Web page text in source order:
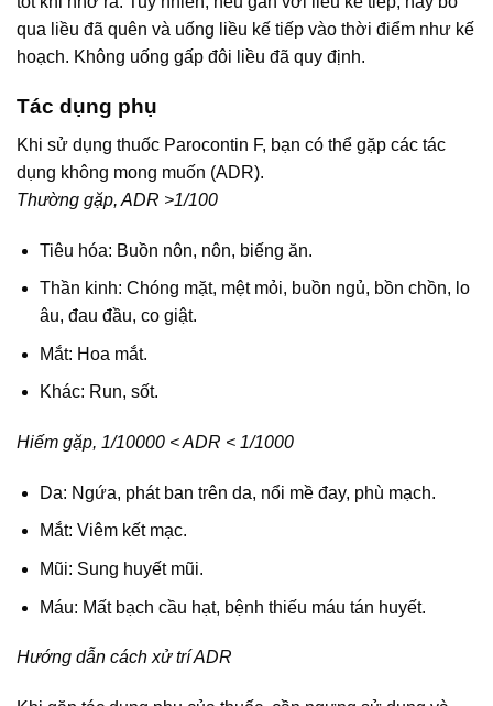
qua liều đã quên và uống liều kế tiếp vào thời điểm như kế
hoạch. Không uống gấp đôi liều đã quy định.
Tác dụng phụ
Khi sử dụng thuốc Parocontin F, bạn có thể gặp các tác
dụng không mong muốn (ADR).
Thường gặp, ADR >1/100
Tiêu hóa: Buồn nôn, nôn, biếng ăn.
Thần kinh: Chóng mặt, mệt mỏi, buồn ngủ, bồn chồn, lo
âu, đau đầu, co giật.
Mắt: Hoa mắt.
Khác: Run, sốt.
Hiếm gặp, 1/10000 < ADR < 1/1000
Da: Ngứa, phát ban trên da, nổi mề đay, phù mạch.
Mắt: Viêm kết mạc.
Mũi: Sung huyết mũi.
Máu: Mất bạch cầu hạt, bệnh thiếu máu tán huyết.
Hướng dẫn cách xử trí ADR